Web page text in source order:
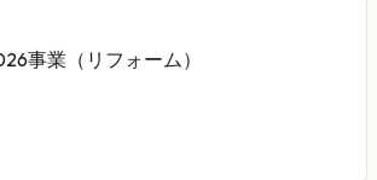
事業（リフォーム）